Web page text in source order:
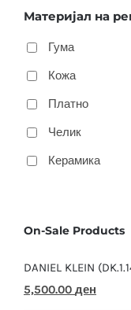
Материјал на
Гума
Кожа
Платно
Челик
Керамика
On-Sale Products
DANIEL KLEIN
Original
5,500.00 ден